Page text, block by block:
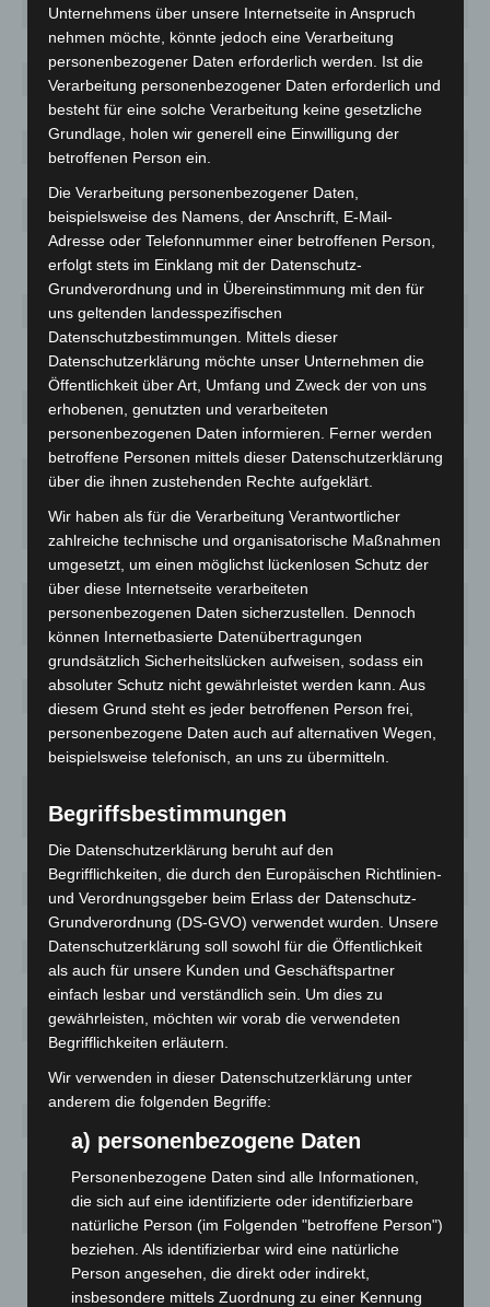
Region (+93)
Harburg 4947 (+5) 1 944,3
237
Heidekreis
2376 1 689,0
58
Helmstedt
1758 1 925,6
99
Hildesheim
6665 (+8)
243
Leer
2781 (+5) 1 628,6
194
Lüchow-
Dannenberg
541 1 117,5
Lüneburg 2234 (+1) 1 213,2
Nienburg
(Weser)
2828 2 329,7 53
Northeim 1670 (+1) 1 262,4
Oldenburg
3607 (+23) 2 755,7
118
Oldenburg
Stadt
Osnabrück 12006 (+64) 3 352,9
387
Osnabrück,
Stadt
5359 (+42) 3 242,9 336
Osterholz 2022 1 774,8
67
Peine
3782 2 805,6
209
Rotenburg
(Wümme)
2713 (+27) 1 656,5 114
Stadt
3151 (+13) 3 021,4
Schaumburg 3246 (+10) 2 056,8
Stade
1 664,9
159
Uelzen
1583 (+4) 1 713,4
34
Vechta
6255 (+8) 4 379,8
203
Verden
2830 2 063,7
75
Wesermarsch 2406 (+17) 2 716,1
113
Stadt
1374 (+1) 1 805,8 65
Wolfenbüttel
1873 (+27) 1 565,8
Wolfsburg,
2276 (+7) 1 830,0 102
Niedersachsen
gesamt
184703
(+519)
2 310,6 7726
Unternehmens über unsere Internetseite in Anspruch
nehmen möchte, könnte jedoch eine Verarbeitung
personenbezogener Daten erforderlich werden. Ist die
Verarbeitung personenbezogener Daten erforderlich und
besteht für eine solche Verarbeitung keine gesetzliche
Grundlage, holen wir generell eine Einwilligung der
betroffenen Person ein.
Die Verarbeitung personenbezogener Daten,
beispielsweise des Namens, der Anschrift, E-Mail-
Adresse oder Telefonnummer einer betroffenen Person,
erfolgt stets im Einklang mit der Datenschutz-
Grundverordnung und in Übereinstimmung mit den für
uns geltenden landesspezifischen
Datenschutzbestimmungen. Mittels dieser
Datenschutzerklärung möchte unser Unternehmen die
Öffentlichkeit über Art, Umfang und Zweck der von uns
erhobenen, genutzten und verarbeiteten
personenbezogenen Daten informieren. Ferner werden
betroffene Personen mittels dieser Datenschutzerklärung
über die ihnen zustehenden Rechte aufgeklärt.
Wir haben als für die Verarbeitung Verantwortlicher
zahlreiche technische und organisatorische Maßnahmen
umgesetzt, um einen möglichst lückenlosen Schutz der
über diese Internetseite verarbeiteten
personenbezogenen Daten sicherzustellen. Dennoch
können Internetbasierte Datenübertragungen
grundsätzlich Sicherheitslücken aufweisen, sodass ein
absoluter Schutz nicht gewährleistet werden kann. Aus
diesem Grund steht es jeder betroffenen Person frei,
personenbezogene Daten auch auf alternativen Wegen,
beispielsweise telefonisch, an uns zu übermitteln.
Begriffsbestimmungen
Die Datenschutzerklärung beruht auf den
Begrifflichkeiten, die durch den Europäischen Richtlinien-
und Verordnungsgeber beim Erlass der Datenschutz-
Grundverordnung (DS-GVO) verwendet wurden. Unsere
Datenschutzerklärung soll sowohl für die Öffentlichkeit
als auch für unsere Kunden und Geschäftspartner
einfach lesbar und verständlich sein. Um dies zu
gewährleisten, möchten wir vorab die verwendeten
Begrifflichkeiten erläutern.
Wir verwenden in dieser Datenschutzerklärung unter
anderem die folgenden Begriffe:
a) personenbezogene Daten
Personenbezogene Daten sind alle Informationen,
die sich auf eine identifizierte oder identifizierbare
natürliche Person (im Folgenden "betroffene Person")
beziehen. Als identifizierbar wird eine natürliche
Person angesehen, die direkt oder indirekt,
insbesondere mittels Zuordnung zu einer Kennung